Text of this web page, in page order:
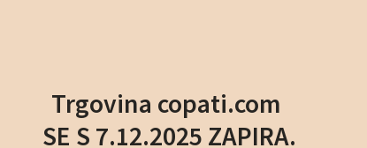
Trgovina copati.com
SE S 7.12.2025 ZAPIRA.